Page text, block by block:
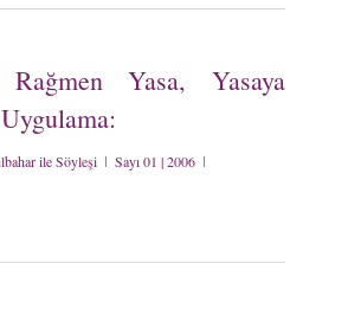
Yasa, Yasaya
ile Söyleşi Sayı 01 | 2006